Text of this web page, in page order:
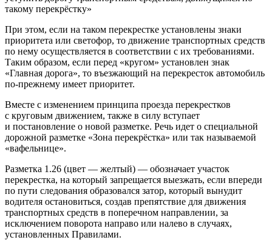
такому перекрёстку»
При этом, если на таком перекрестке установлены знаки
приоритета или светофор, то движение транспортных средств
по нему осуществляется в соответствии с их требованиями.
Таким образом, если перед «кругом» установлен знак
«Главная дорога», то въезжающий на перекресток автомобиль
по-прежнему имеет приоритет.
Вместе с изменением принципа проезда перекрестков
с круговым движением, также в силу вступает
и постановление о новой разметке. Речь идет о специальной
дорожной разметке «Зона перекрёстка» или так называемой
«вафельнице».
Разметка 1.26 (цвет — желтый) — обозначает участок
перекрестка, на который запрещается выезжать, если впереди
по пути следования образовался затор, который вынудит
водителя остановиться, создав препятствие для движения
транспортных средств в поперечном направлении, за
исключением поворота направо или налево в случаях,
установленных Правилами.